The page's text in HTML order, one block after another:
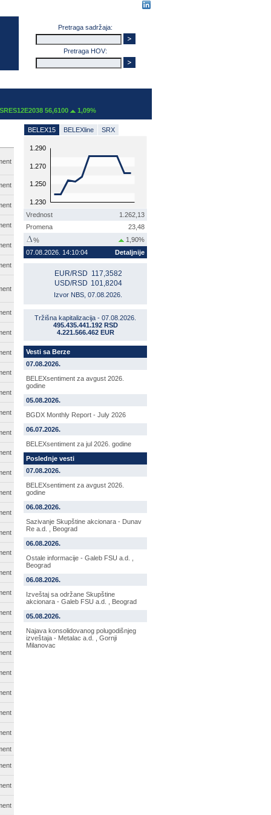
Pretraga sadržaja:
Pretraga HOV:
56,6100 1,09%
BELEX15 BELEXline SRX
1.230
1.250
1.270
1.290
Vrednost
1.262,13
Promena
23,48
%
1,90%
07.08.2026. 14:10:04
Detaljnije
EUR/RSD 117,3582
USD/RSD 101,8204
Izvor NBS, 07.08.2026.
Tržišna kapitalizacija - 07.08.2026.
495.435.441.192 RSD
4.221.566.462 EUR
Vesti sa Berze
07.08.2026.
BELEXsentiment za avgust 2026.
godine
05.08.2026.
BGDX Monthly Report - July 2026
06.07.2026.
BELEXsentiment za jul 2026. godine
Poslednje vesti
07.08.2026.
BELEXsentiment za avgust 2026.
godine
06.08.2026.
Sazivanje Skupštine akcionara - Dunav
Re a.d. , Beograd
06.08.2026.
Ostale informacije - Galeb FSU a.d. ,
Beograd
06.08.2026.
Izveštaj sa održane Skupštine
akcionara - Galeb FSU a.d. , Beograd
05.08.2026.
Najava konsolidovanog polugodišnjeg
izveštaja - Metalac a.d. , Gornji
Milanovac